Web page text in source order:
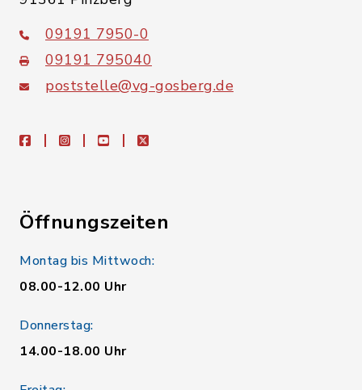
09191 7950-0
09191 795040
poststelle@vg-gosberg.de
facebookinstagramyoutubeX
Öffnungszeiten
Montag bis Mittwoch:
08.00-12.00 Uhr
Donnerstag:
14.00-18.00 Uhr